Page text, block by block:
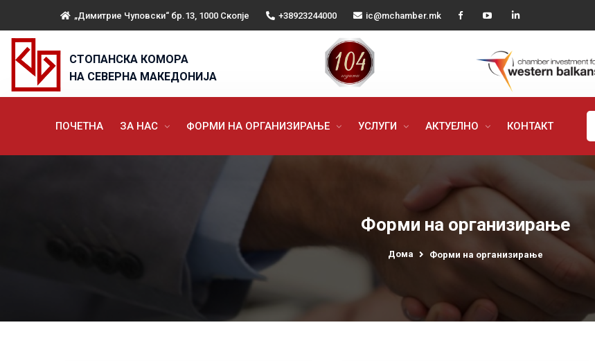
„Димитрие Чуповски“ бр.13, 1000 Скопје +38923244000 ic@mchamber.mk
СТОПАНСКА КОМОРА
НА СЕВЕРНА МАКЕДОНИЈА
ПОЧЕТНА ЗА НАС ФОРМИ НА ОРГАНИЗИРАЊЕ УСЛУГИ АКТУЕЛНО КОНТАКТ
Форми на организирање
Дома Форми на организирање